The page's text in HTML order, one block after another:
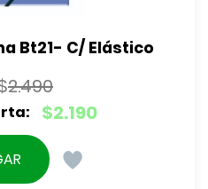
Bt21- C/ Elástico
2.490
El
precio
original
$2.190
El
precio
actual